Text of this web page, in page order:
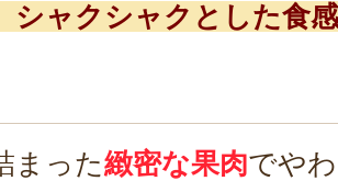
シャクシャクとした食
まった緻密な果肉でや